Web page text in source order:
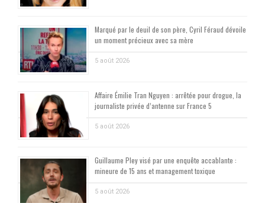
Marqué par le deuil de son père, Cyril Féraud dévoile
un moment précieux avec sa mère
5 août 2026
Affaire Émilie Tran Nguyen : arrêtée pour drogue, la
journaliste privée d’antenne sur France 5
5 août 2026
Guillaume Pley visé par une enquête accablante :
mineure de 15 ans et management toxique
5 août 2026